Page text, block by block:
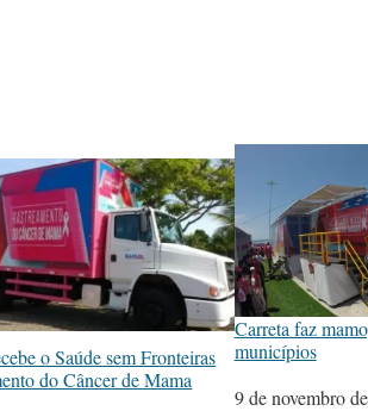
o Saúde sem Fronteiras
do Câncer de Mama
Carreta faz
municípios
Data
9 de novembro